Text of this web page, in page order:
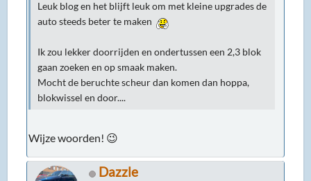
Leuk blog en het blijft leuk om met kleine upgrades de
auto steeds beter te maken
Ik zou lekker doorrijden en ondertussen een 2,3 blok
gaan zoeken en op smaak maken.
Mocht de beruchte scheur dan komen dan hoppa,
blokwissel en door....
Wijze woorden! 😉
Dazzle